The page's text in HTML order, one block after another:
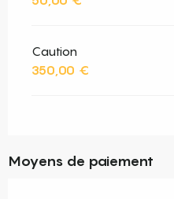
Caution
350,00 €
Moyens de paiement